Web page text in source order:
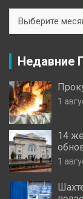
Новостей
Недавние
1
14
1